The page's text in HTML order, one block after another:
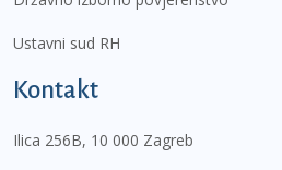
Ustavni sud RH
Kontakt
Ilica 256B, 10 000 Zagreb